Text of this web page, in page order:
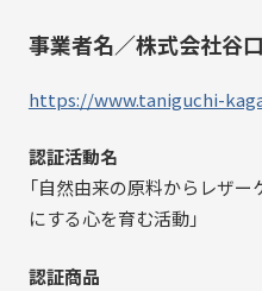
事業者名／株式会社谷
https://www.taniguchi-
認証活動名
「自然由来の原料からレザ
にする心を育む活動」
認証商品